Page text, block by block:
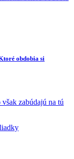
obdobia si